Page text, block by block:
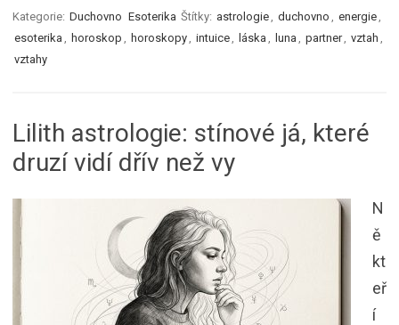
Kategorie: Duchovno Esoterika Štítky: astrologie duchovno energie
esoterika
horoskop horoskopy intuice láska luna partner vztah
vztahy
Lilith astrologie: stínové já, které
druzí vidí dřív než vy
N
ě
kt
eř
í